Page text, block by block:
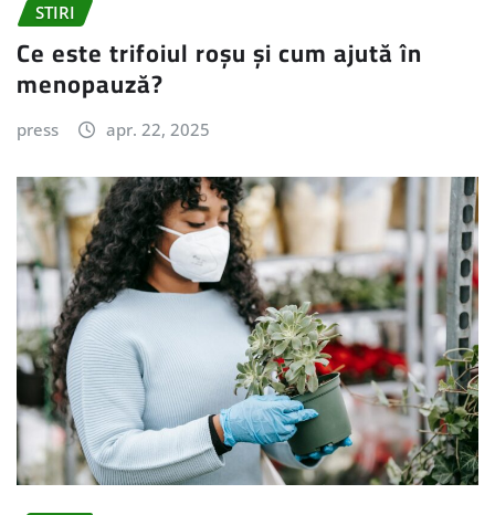
STIRI
Ce este trifoiul roșu și cum ajută în
menopauză?
press apr. 22, 2025